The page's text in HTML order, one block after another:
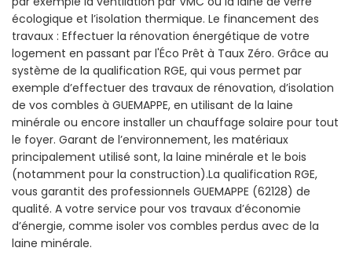
écologique et l’isolation thermique. Le financement des
travaux : Effectuer la rénovation énergétique de votre
logement en passant par l'Éco Prêt à Taux Zéro. Grâce au
système de la qualification RGE, qui vous permet par
exemple d’effectuer des travaux de rénovation, d’isolation
de vos combles à GUEMAPPE, en utilisant de la laine
minérale ou encore installer un chauffage solaire pour tout
le foyer. Garant de l’environnement, les matériaux
principalement utilisé sont, la laine minérale et le bois
(notamment pour la construction).La qualification RGE,
vous garantit des professionnels GUEMAPPE (62128) de
qualité. A votre service pour vos travaux d’économie
d’énergie, comme isoler vos combles perdus avec de la
laine minérale.